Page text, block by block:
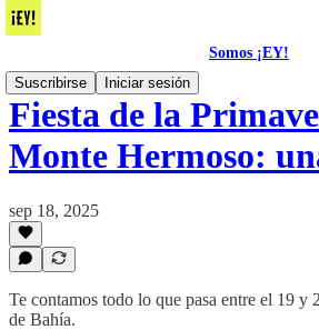
Somos ¡EY!
Suscribirse
Iniciar sesión
Fiesta de la
Monte Hermoso:
sep 18, 2025
Te contamos todo lo que pasa entre el 19 y
de Bahía.